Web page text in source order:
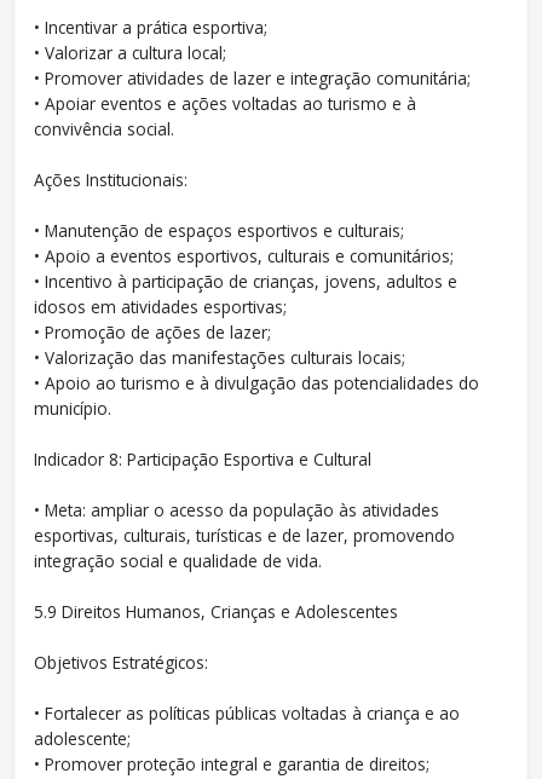
• Incentivar a prática esportiva;
• Valorizar a cultura local;
• Promover atividades de lazer e integração comunitária;
• Apoiar eventos e ações voltadas ao turismo e à
convivência social.
Ações Institucionais:
• Manutenção de espaços esportivos e culturais;
• Apoio a eventos esportivos, culturais e comunitários;
• Incentivo à participação de crianças, jovens, adultos e
idosos em atividades esportivas;
• Promoção de ações de lazer;
• Valorização das manifestações culturais locais;
• Apoio ao turismo e à divulgação das potencialidades do
município.
Indicador 8: Participação Esportiva e Cultural
• Meta: ampliar o acesso da população às atividades
esportivas, culturais, turísticas e de lazer, promovendo
integração social e qualidade de vida.
5.9 Direitos Humanos, Crianças e Adolescentes
Objetivos Estratégicos:
• Fortalecer as políticas públicas voltadas à criança e ao
adolescente;
• Promover proteção integral e garantia de direitos;